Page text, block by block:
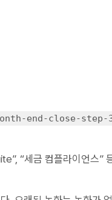
end-close-step-
“세금 컴플라이언스”